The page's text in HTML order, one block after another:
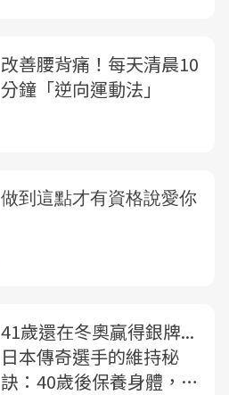
改善腰背痛！每天清晨10
分鐘「逆向運動法」
41歲還在冬奧贏得銀牌...
日本傳奇選手的維持秘
訣：40歲後保養身體，這